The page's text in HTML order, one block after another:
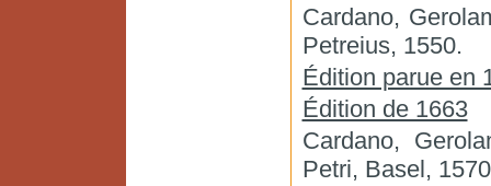
Cardano,
Petreius, 1550.
Édition parue en
Édition de 1663
Cardano,
Petri, Basel,